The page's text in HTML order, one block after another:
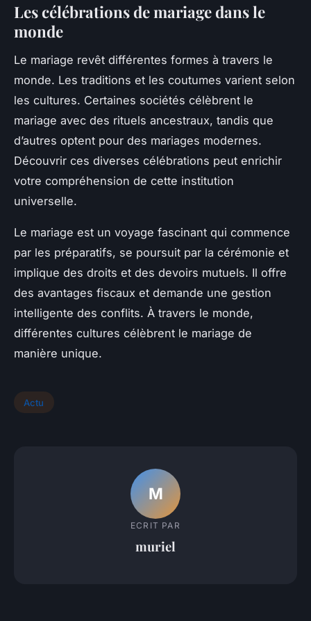
Les célébrations de mariage dans le
monde
Le mariage revêt différentes formes à travers le
monde. Les traditions et les coutumes varient selon
les cultures. Certaines sociétés célèbrent le
mariage avec des rituels ancestraux, tandis que
d’autres optent pour des mariages modernes.
Découvrir ces diverses célébrations peut enrichir
votre compréhension de cette institution
universelle.
Le mariage est un voyage fascinant qui commence
par les préparatifs, se poursuit par la cérémonie et
implique des droits et des devoirs mutuels. Il offre
des avantages fiscaux et demande une gestion
intelligente des conflits. À travers le monde,
différentes cultures célèbrent le mariage de
manière unique.
Actu
M
ECRIT PAR
muriel